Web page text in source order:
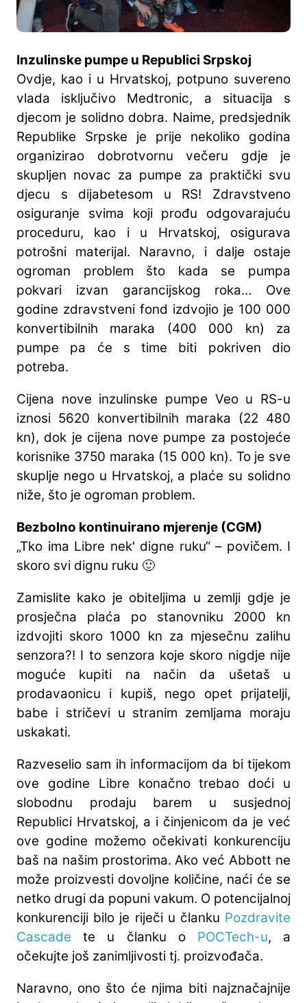
Inzulinske pumpe u Republici Srpskoj
Ovdje, kao i u Hrvatskoj, potpuno suvereno
vlada isključivo Medtronic, a situacija s
djecom je solidno dobra. Naime, predsjednik
Republike Srpske je prije nekoliko godina
organizirao dobrotvornu večeru gdje je
skupljen novac za pumpe za praktički svu
djecu s dijabetesom u RS! Zdravstveno
osiguranje svima koji prođu odgovarajuću
proceduru, kao i u Hrvatskoj, osigurava
potrošni materijal. Naravno, i dalje ostaje
ogroman problem što kada se pumpa
pokvari izvan garancijskog roka… Ove
godine zdravstveni fond izdvojio je 100 000
konvertibilnih maraka (400 000 kn) za
pumpe pa će s time biti pokriven dio
potreba.
Cijena nove inzulinske pumpe Veo u RS-u
iznosi 5620 konvertibilnih maraka (22 480
kn), dok je cijena nove pumpe za postojeće
korisnike 3750 maraka (15 000 kn). To je sve
skuplje nego u Hrvatskoj, a plaće su solidno
niže, što je ogroman problem.
Bezbolno kontinuirano mjerenje (CGM)
„Tko ima Libre nek' digne ruku“ – povičem. I
skoro svi dignu ruku 🙂
Zamislite kako je obiteljima u zemlji gdje je
prosječna plaća po stanovniku 2000 kn
izdvojiti skoro 1000 kn za mjesečnu zalihu
senzora?! I to senzora koje skoro nigdje nije
moguće kupiti na način da ušetaš u
prodavaonicu i kupiš, nego opet prijatelji,
babe i stričevi u stranim zemljama moraju
uskakati.
Razveselio sam ih informacijom da bi tijekom
ove godine Libre konačno trebao doći u
slobodnu prodaju barem u susjednoj
Republici Hrvatskoj, a i činjenicom da je već
ove godine možemo očekivati konkurenciju
baš na našim prostorima. Ako već Abbott ne
može proizvesti dovoljne količine, naći će se
netko drugi da popuni vakum. O potencijalnoj
konkurenciji bilo je riječi u članku Pozdravite
Cascade te u članku o POCTech-u, a
očekujte još zanimljivosti tj. proizvođača.
Naravno, ono što će njima biti najznačajnije